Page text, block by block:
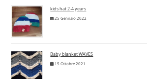
kids hat 2-4 years
25 Gennaio 2022
Baby blanket WAVES
15 Ottobre 2021